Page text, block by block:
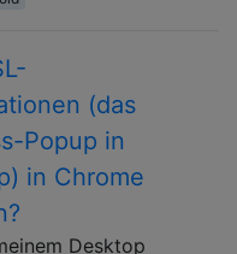
(das
Popup in
in Chrome
Desktop